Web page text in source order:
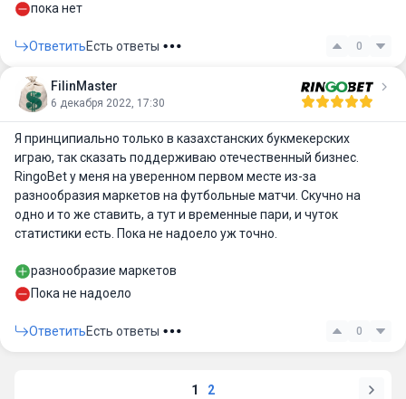
пока нет
ОтветитьЕсть ответы 0
FilinMaster
6 декабря 2022, 17:30
Я принципиально только в казахстанских букмекерских
играю, так сказать поддерживаю отечественный бизнес.
RingoBet у меня на уверенном первом месте из-за
разнообразия маркетов на футбольные матчи. Скучно на
одно и то же ставить, а тут и временные пари, и чуток
статистики есть. Пока не надоело уж точно.
разнообразие маркетов
Пока не надоело
ОтветитьЕсть ответы 0
1 2